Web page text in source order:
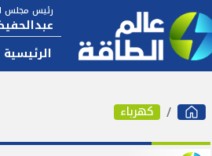
رئيس مجلس
الرئيسية
كهرباء